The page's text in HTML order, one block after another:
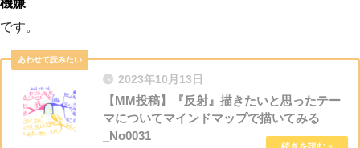
です。
2023年10月13日
【MM投稿】『反射』描きたいと思ったテー
マについてマインドマップで描いてみる
_No0031